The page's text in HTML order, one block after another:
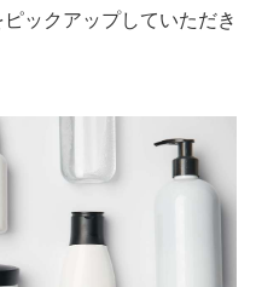
ックアップしていただき